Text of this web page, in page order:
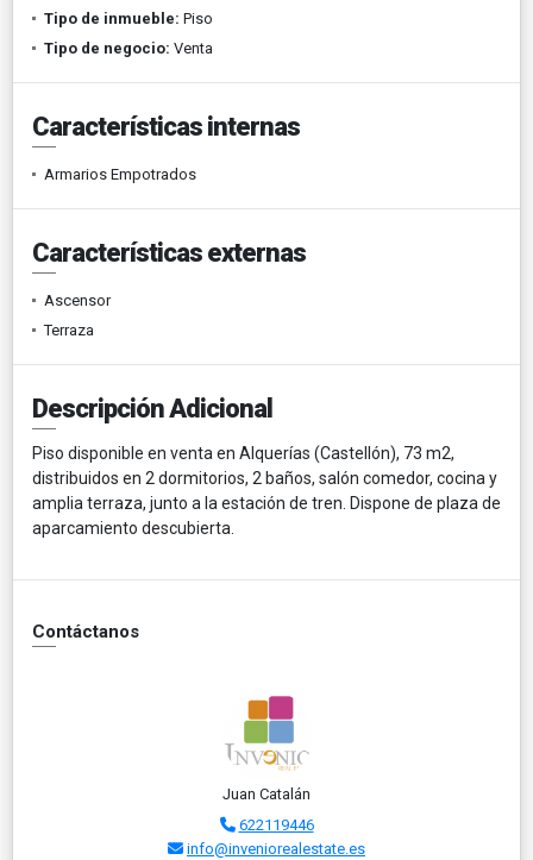
Tipo de inmueble: Piso
Tipo de negocio: Venta
Características internas
Armarios Empotrados
Características externas
Ascensor
Terraza
Descripción Adicional
Piso disponible en venta en Alquerías (Castellón), 73 m2,
distribuidos en 2 dormitorios, 2 baños, salón comedor, cocina y
amplia terraza, junto a la estación de tren. Dispone de plaza de
aparcamiento descubierta.
Contáctanos
Juan Catalán
622119446
info@inveniorealestate.es